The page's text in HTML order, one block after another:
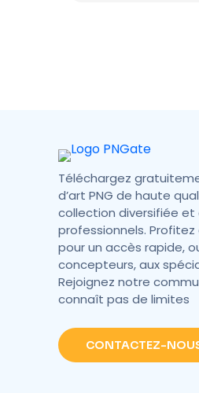
Téléchargez
d’art PNG de haute
collection diversifiée et
professionnels.
pour un accès rapide,
concepteurs, aux
Rejoignez notre
connaît pas de limites
CONTACTEZ-